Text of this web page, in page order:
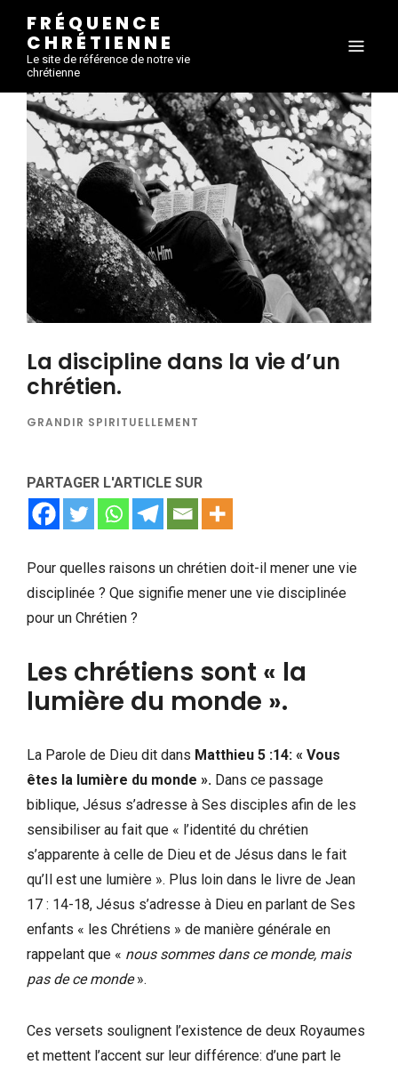
FRÉQUENCE
CHRÉTIENNE
Le site de référence de notre vie
chrétienne
La discipline dans la vie d’un
chrétien.
GRANDIR SPIRITUELLEMENT
PARTAGER L'ARTICLE SUR
Pour quelles raisons un chrétien doit-il mener une vie
disciplinée ? Que signifie mener une vie disciplinée
pour un Chrétien ?
Les chrétiens sont « la
lumière du monde ».
La Parole de Dieu dit dans Matthieu 5 :14: « Vous
êtes la lumière du monde ». Dans ce passage
biblique, Jésus s’adresse à Ses disciples afin de les
sensibiliser au fait que « l’identité du chrétien
s’apparente à celle de Dieu et de Jésus dans le fait
qu’Il est une lumière ». Plus loin dans le livre de Jean
17 : 14-18, Jésus s’adresse à Dieu en parlant de Ses
enfants « les Chrétiens » de manière générale en
rappelant que « nous sommes dans ce monde, mais
pas de ce monde».
Ces versets soulignent l’existence de deux Royaumes
et mettent l’accent sur leur différence: d’une part le